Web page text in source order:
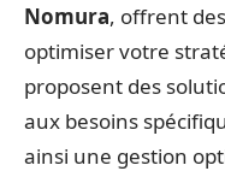
Nomura, offrent
optimiser votre
proposent des
aux besoins
ainsi une gestion